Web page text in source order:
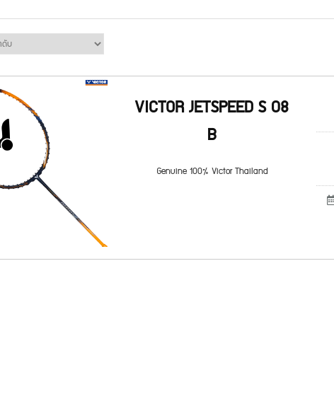
VICTOR JETSPEED S 08
B
Genuine 100% Victor Thailand